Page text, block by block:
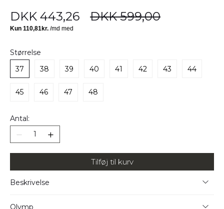
DKK 443,26 DKK 599,00
Størrelse
37
38 39 40 41 42 43 44
45 46 47 48
Antal:
Tilføj til kurv
Beskrivelse
Olymp